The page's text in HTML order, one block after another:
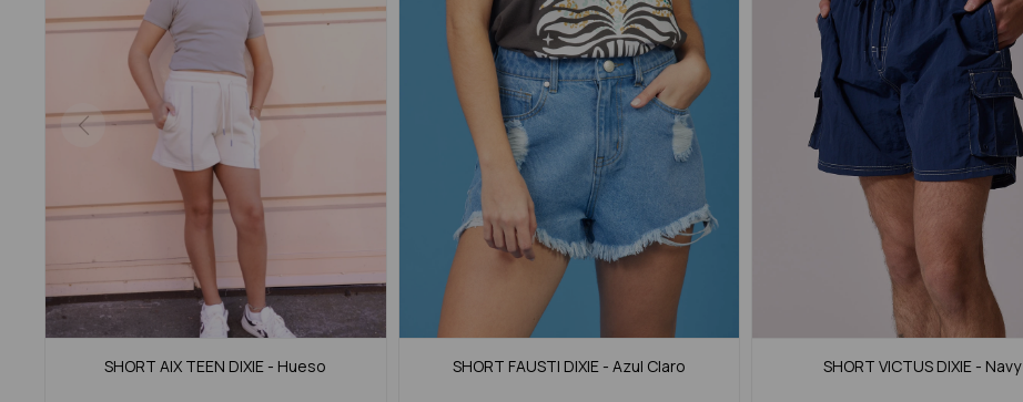
SHORT AIX TEEN DIXIE - Hueso SHORT FAUSTI DIXIE - Azul Claro SHORT VICTUS DIXIE - Navy